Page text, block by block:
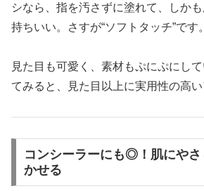
シなら、指を汚さずに塗れて、しか
持ちいい。さすが“ソフトタッチ”です。
見た目も可愛く、素材もぷにぷにし
てみると、見た目以上に実用性の高い
コンシーラーにも◎！肌にや
かせる